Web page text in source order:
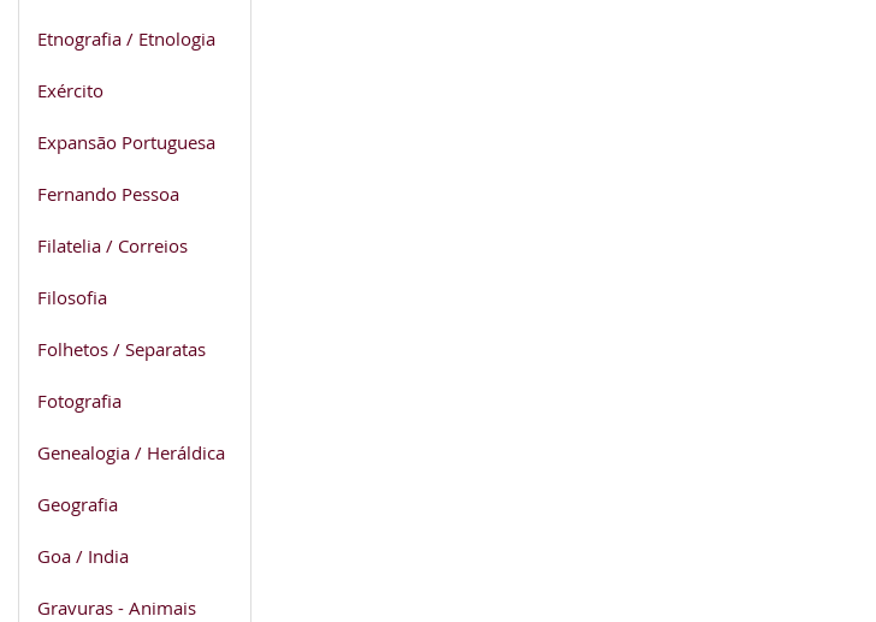
Etnografia / Etnologia
Exército
Expansão Portuguesa
Fernando Pessoa
Filatelia / Correios
Filosofia
Folhetos / Separatas
Fotografia
Genealogia / Heráldica
Geografia
Goa / India
Gravuras - Animais